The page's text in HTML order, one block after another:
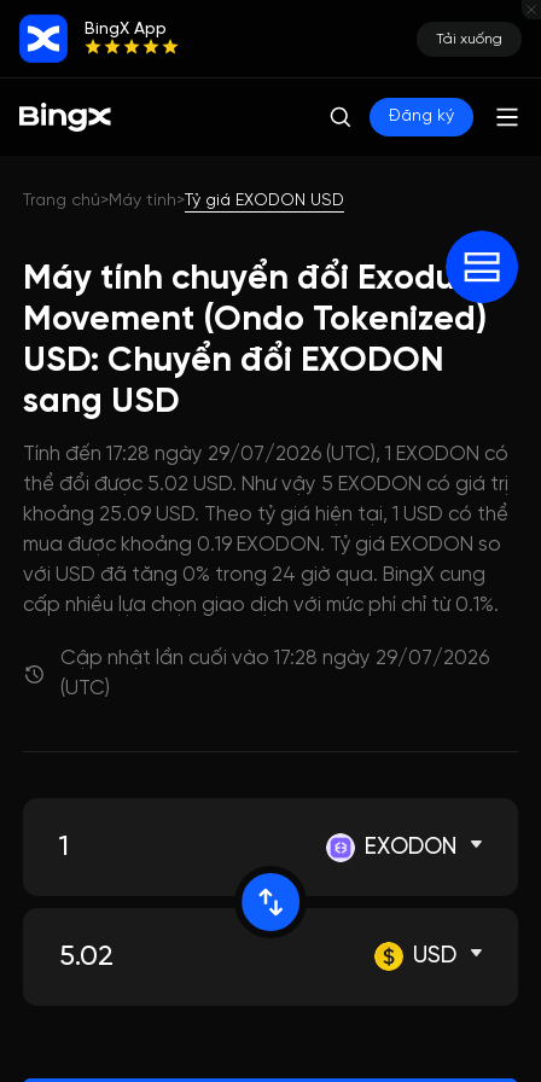
BingX App
Tải xuống
Đăng ký
Trang chủ>Máy tính>Tỷ giá EXODON USD
Máy tính chuyển đổi Exodus
Movement (Ondo Tokenized)
USD: Chuyển đổi EXODON
sang USD
Tính đến 17:28 ngày 29/07/2026 (UTC), 1 EXODON có
thể đổi được 5.02 USD. Như vậy 5 EXODON có giá trị
khoảng 25.09 USD. Theo tỷ giá hiện tại, 1 USD có thể
mua được khoảng 0.19 EXODON. Tỷ giá EXODON so
với USD đã tăng 0% trong 24 giờ qua. BingX cung
cấp nhiều lựa chọn giao dịch với mức phí chỉ từ 0.1%.
Cập nhật lần cuối vào 17:28 ngày 29/07/2026
(UTC)
EXODON
USD